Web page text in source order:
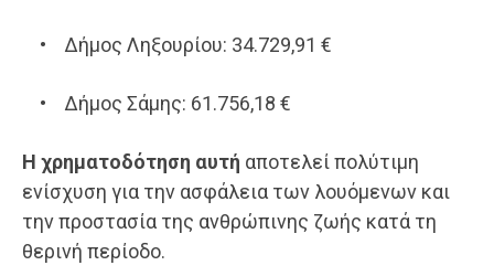
• Δήμος Ληξουρίου: 34.729,91 €
• Δήμος Σάμης: 61.756,18 €
Η χρηματοδότηση αυτή αποτελεί πολύτιμη
ενίσχυση για την ασφάλεια των λουόμενων και
την προστασία της ανθρώπινης ζωής κατά τη
θερινή περίοδο.